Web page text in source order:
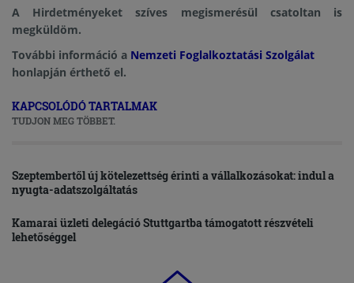
A Hirdetményeket szíves megismerésül csatoltan is
megküldöm.
További információ a Nemzeti Foglalkoztatási Szolgálat
honlapján érthető el.
KAPCSOLÓDÓ TARTALMAK
TUDJON MEG TÖBBET.
Szeptembertől új kötelezettség érinti a vállalkozásokat: indul a
nyugta-adatszolgáltatás
Kamarai üzleti delegáció Stuttgartba támogatott részvételi
lehetőséggel